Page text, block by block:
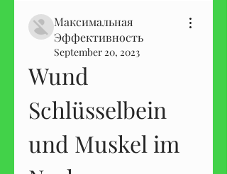
Максимальная
Эффективность
September 20, 2023
Wund
Schlüsselbein
und Muskel im